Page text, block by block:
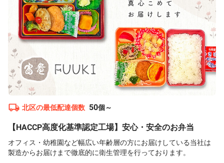
北区の最低配達個数 50個～
【HACCP高度化基準認定工場】安心・安全のお弁当
オフィス・幼稚園など幅広い年齢層の方にお届けしている当社は
製造からお届けまで徹底的に衛生管理を行っております。